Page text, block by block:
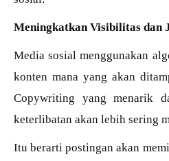
Meningkatkan Visibilitas dan
Media sosial menggunakan
konten mana yang akan
Copywriting yang menarik
keterlibatan akan lebih sering
Itu berarti postingan akan